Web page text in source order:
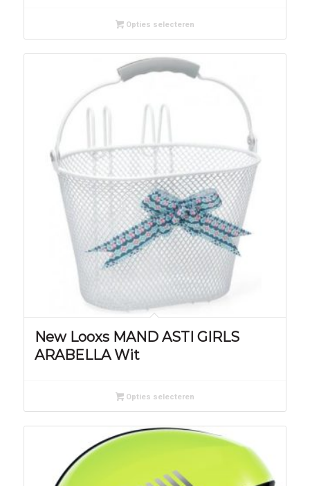
Opties selecteren
New Looxs MAND ASTI GIRLS
ARABELLA Wit
Opties selecteren